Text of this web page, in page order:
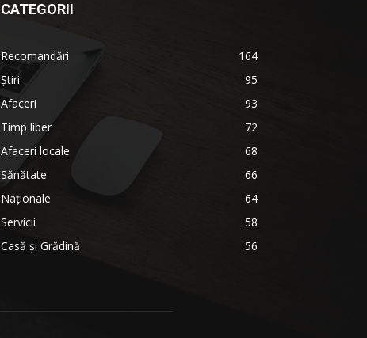
CATEGORII
Recomandări
164
Știri
95
Afaceri
93
Timp liber
72
Afaceri locale
68
Sănătate
66
Naționale
64
Servicii
58
Casă și Grădină
56